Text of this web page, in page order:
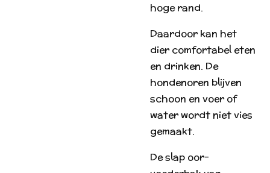
hoge rand.
Daardoor kan het
dier comfortabel eten
en drinken. De
hondenoren blijven
schoon en voer of
water wordt niet vies
gemaakt.
De slap oor-